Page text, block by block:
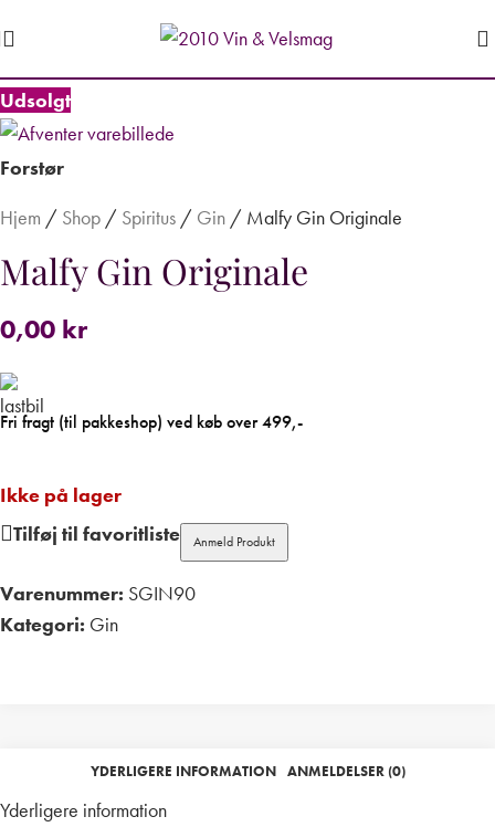
Udsolgt
Forstør
Hjem / Shop / Spiritus / Gin / Malfy Gin Originale
Malfy Gin Originale
0,00 kr
Fri fragt (til pakkeshop) ved køb over 499,-
Ikke på lager
Tilføj til favoritliste
Anmeld Produkt
Varenummer: SGIN90
Kategori: Gin
YDERLIGERE INFORMATION ANMELDELSER (0)
Yderligere information